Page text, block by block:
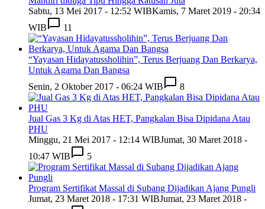
Sabtu, 13 Mei 2017 - 12:52 WIBKamis, 7 Maret 2019 - 20:34
WIB
11
“Yayasan Hidayatussholihin”, Terus Berjuang Dan Berkarya,
Untuk Agama Dan Bangsa
Senin, 2 Oktober 2017 - 06:24 WIB
8
Jual Gas 3 Kg di Atas HET, Pangkalan Bisa Dipidana Atau
PHU
Minggu, 21 Mei 2017 - 12:14 WIBJumat, 30 Maret 2018 -
10:47 WIB
5
Program Sertifikat Massal di Subang Dijadikan Ajang Pungli
Jumat, 23 Maret 2018 - 17:31 WIBJumat, 23 Maret 2018 -